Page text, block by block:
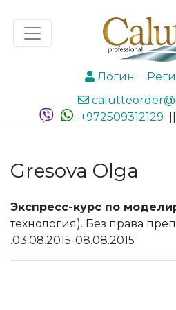
Логин
+972509312129
Gresova Olga
Экспресс-курс по
технология). Без права
.03.08.2015-08.08.2015